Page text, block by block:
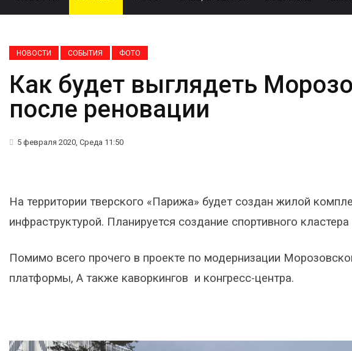
НОВОСТИ СОБЫТИЯ ФОТО
Как будет выглядеть
после реновации
5 февраля 2020, Среда 11:50
На территории тверского «Парижа» будет создан жилой
инфраструктурой. Планируется создание спортивного
Помимо всего прочего в проекте по модернизации
платформы, А также каворкингов и конгресс-центра.